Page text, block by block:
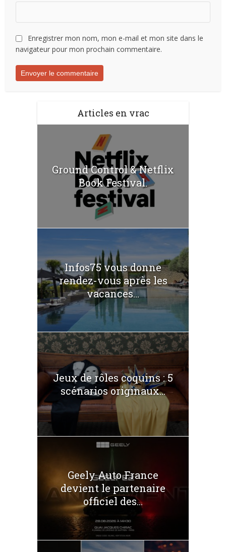
Enregistrer mon nom, mon e-mail et mon site dans le
navigateur pour mon prochain commentaire.
Articles en vrac
Ground Control & Netflix
Book Festival.
Infos75 vous donne
rendez-vous après les
vacances...
Jeux de rôles coquins : 5
scénarios originaux...
Geely Auto France
devient le partenaire
officiel des...